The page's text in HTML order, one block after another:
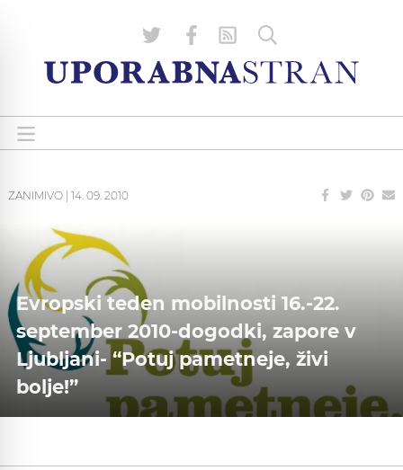
ZANIMIVO 14. 09. 2010
Evropski teden mobilnosti 16.-22.
september 2010-dogodki, zapore v
Ljubljani- “Potuj pametneje, živi
bolje!”